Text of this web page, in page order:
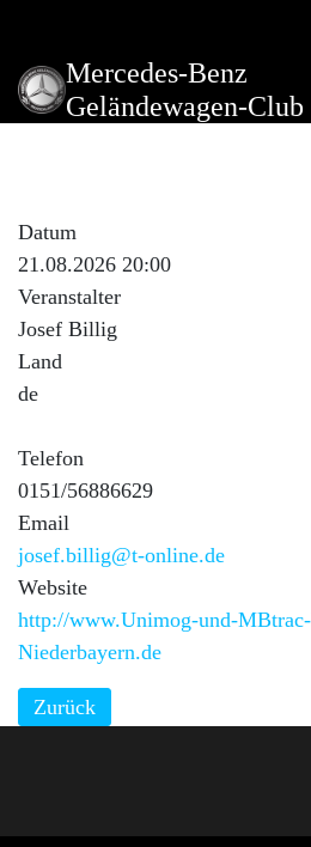
Mercedes-Benz
Geländewagen-Club
Datum
21.08.2026 20:00
Veranstalter
Josef Billig
Land
de
Telefon
0151/56886629
Email
josef.billig@t-online.de
Website
http://www.Unimog-und-
Niederbayern.de
Zurück